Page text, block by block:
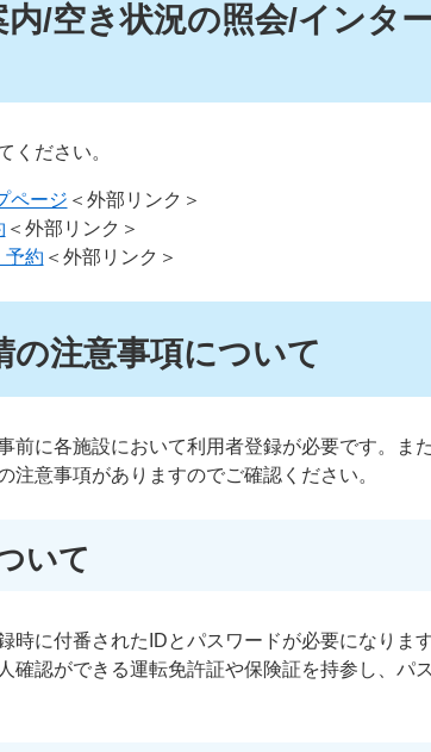
/空き状況の照会/インタ
ください。
ページ​ ＜外部リンク＞
＜外部リンク＞
予約​ ＜外部リンク＞
注意事項について
前に各施設において利用者登録が必要です。ま
意事項がありますのでご確認ください。
いて
時に付番されたIDとパスワードが必要になりま
確認ができる運転免許証や保険証を持参し、パ